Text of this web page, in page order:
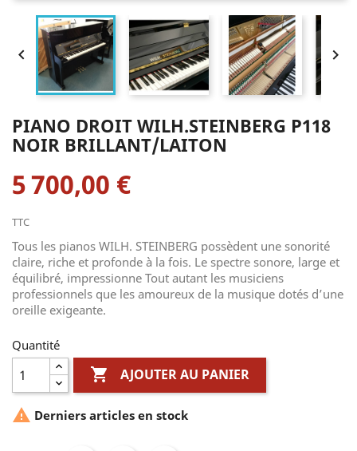
 
PIANO DROIT WILH.STEINBERG P118
NOIR BRILLANT/LAITON
5 700,00 €
TTC
Tous les pianos WILH. STEINBERG possèdent une sonorité
claire, riche et profonde à la fois. Le spectre sonore, large et
équilibré, impressionne Tout autant les musiciens
professionnels que les amoureux de la musique dotés d’une
oreille exigeante.
Quantité
 AJOUTER AU PANIER
 Derniers articles en stock